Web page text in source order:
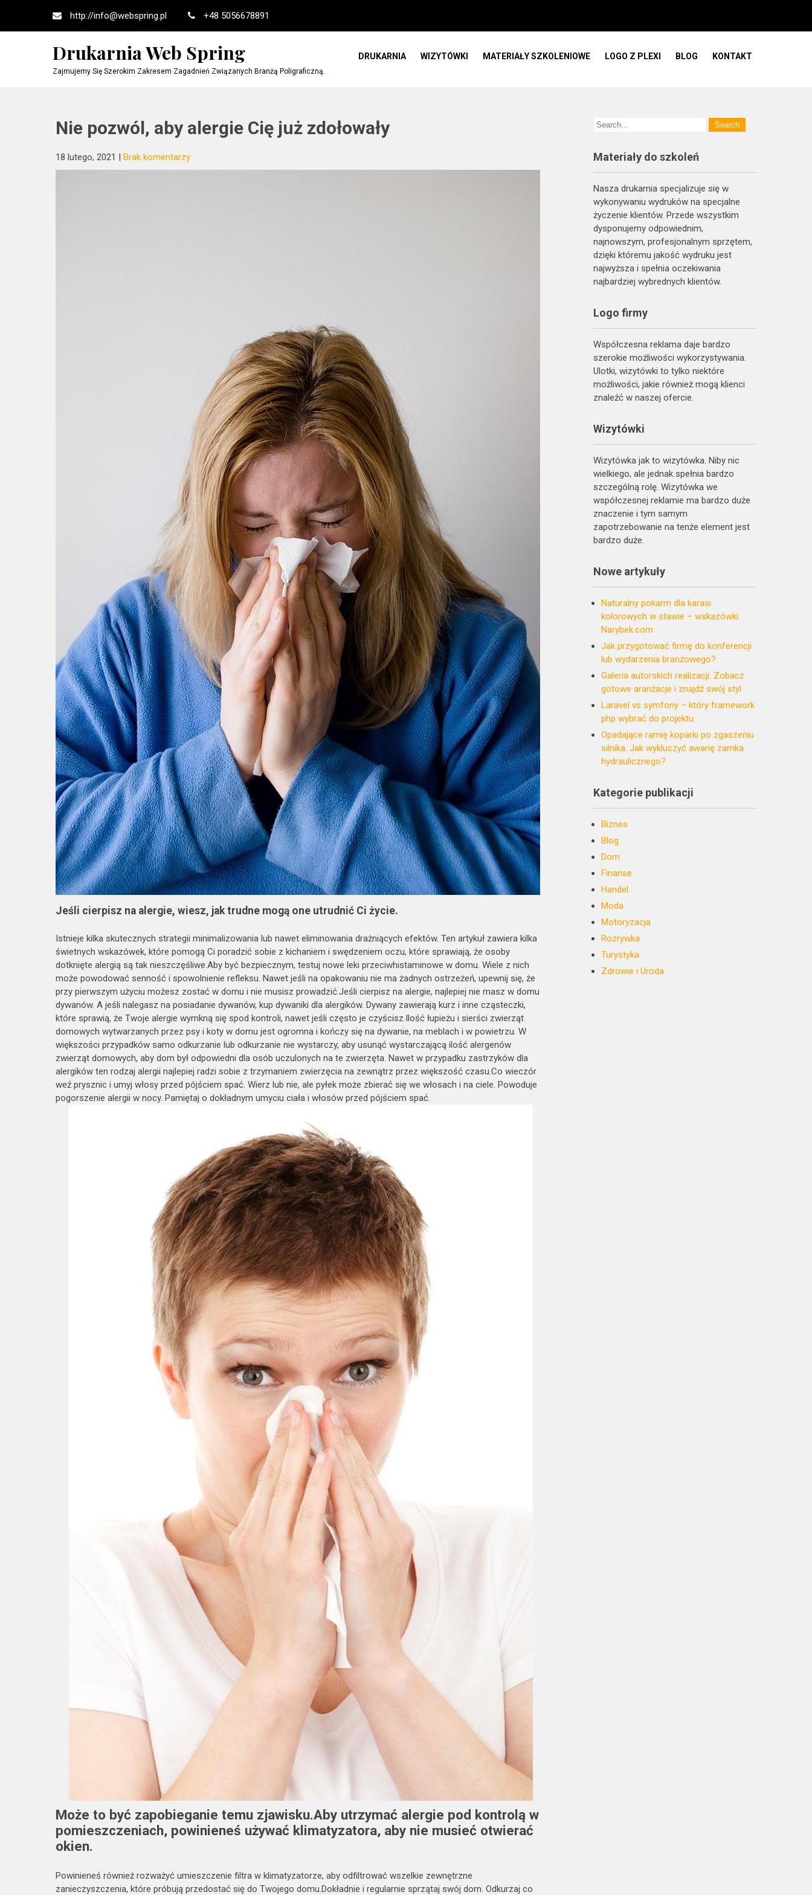
content
http://info@webspring.pl +48 5056678891
Drukarnia Web Spring
Zajmujemy Się Szerokim Zakresem Zagadnień Związanych Branżą Poligraficzną.
DRUKARNIA WIZYTÓWKI MATERIAŁY SZKOLENIOWE LOGO Z PLEXI BLOG KONTAKT
Nie pozwól, aby alergie Cię już zdołowały
18 lutego, 2021 | Brak komentarzy
Jeśli cierpisz na alergie, wiesz, jak trudne mogą one utrudnić Ci życie.
Istnieje kilka skutecznych strategii minimalizowania lub nawet eliminowania drażniących efektów. Ten artykuł zawiera kilka
świetnych wskazówek, które pomogą Ci poradzić sobie z kichaniem i swędzeniem oczu, które sprawiają, że osoby
dotknięte alergią są tak nieszczęśliwe.Aby być bezpiecznym, testuj nowe leki przeciwhistaminowe w domu. Wiele z nich
może powodować senność i spowolnienie refleksu. Nawet jeśli na opakowaniu nie ma żadnych ostrzeżeń, upewnij się, że
przy pierwszym użyciu możesz zostać w domu i nie musisz prowadzić.Jeśli cierpisz na alergie, najlepiej nie masz w domu
dywanów. A jeśli nalegasz na posiadanie dywanów, kup dywaniki dla alergików. Dywany zawierają kurz i inne cząsteczki,
które sprawią, że Twoje alergie wymkną się spod kontroli, nawet jeśli często je czyścisz.Ilość łupieżu i sierści zwierząt
domowych wytwarzanych przez psy i koty w domu jest ogromna i kończy się na dywanie, na meblach i w powietrzu. W
większości przypadków samo odkurzanie lub odkurzanie nie wystarczy, aby usunąć wystarczającą ilość alergenów
zwierząt domowych, aby dom był odpowiedni dla osób uczulonych na te zwierzęta. Nawet w przypadku zastrzyków dla
alergików ten rodzaj alergii najlepiej radzi sobie z trzymaniem zwierzęcia na zewnątrz przez większość czasu.Co wieczór
weź prysznic i umyj włosy przed pójściem spać. Wierz lub nie, ale pyłek może zbierać się we włosach i na ciele. Powoduje
pogorszenie alergii w nocy. Pamiętaj o dokładnym umyciu ciała i włosów przed pójściem spać.
Może to być zapobieganie temu zjawisku.Aby utrzymać alergie pod kontrolą w
pomieszczeniach, powinieneś używać klimatyzatora, aby nie musieć otwierać
okien.
Powinieneś również rozważyć umieszczenie filtra w klimatyzatorze, aby odfiltrować wszelkie zewnętrzne
zanieczyszczenia, które próbują przedostać się do Twojego domu.Dokładnie i regularnie sprzątaj swój dom. Odkurzaj co
Materiały do szkoleń
Nasza drukarnia specjalizuje się w
wykonywaniu wydruków na specjalne
życzenie klientów. Przede wszystkim
dysponujemy odpowiednim,
najnowszym, profesjonalnym sprzętem,
dzięki któremu jakość wydruku jest
najwyższa i spełnia oczekiwania
najbardziej wybrednych klientów.
Logo firmy
Współczesna reklama daje bardzo
szerokie możliwości wykorzystywania.
Ulotki, wizytówki to tylko niektóre
możliwości, jakie również mogą klienci
znaleźć w naszej ofercie.
Wizytówki
Wizytówka jak to wizytówka. Niby nic
wielkiego, ale jednak spełnia bardzo
szczególną rolę. Wizytówka we
współczesnej reklamie ma bardzo duże
znaczenie i tym samym
zapotrzebowanie na tenże element jest
bardzo duże.
Nowe artykuły
Naturalny pokarm dla karasi
kolorowych w stawie – wskazówki
Narybek.com
Jak przygotować firmę do konferencji
lub wydarzenia branżowego?
Galeria autorskich realizacji: Zobacz
gotowe aranżacje i znajdź swój styl
Laravel vs symfony – który framework
php wybrać do projektu
Opadające ramię koparki po zgaszeniu
silnika. Jak wykluczyć awarię zamka
hydraulicznego?
Kategorie publikacji
Biznes
Blog
Dom
Finanse
Handel
Moda
Motoryzacja
Rozrywka
Turystyka
Zdrowie i Uroda